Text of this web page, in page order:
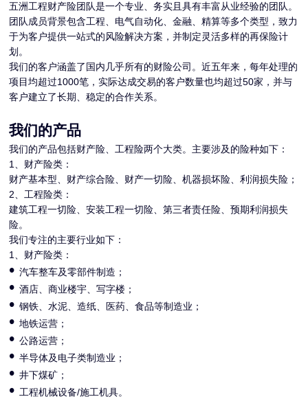
五洲工程财产险团队是一个专业、务实且具有丰富从业经验的团队。
团队成员背景包含工程、电气自动化、金融、精算等多个类型，致力
于为客户提供一站式的风险解决方案，并制定灵活多样的再保险计
划。
我们的客户涵盖了国内几乎所有的财险公司。近五年来，每年处理的
项目均超过1000笔，实际达成交易的客户数量也均超过50家，并与
客户建立了长期、稳定的合作关系。
我们的产品
我们的产品包括财产险、工程险两个大类。主要涉及的险种如下：
1、财产险类：
财产基本型、财产综合险、财产一切险、机器损坏险、利润损失险；
2、工程险类：
建筑工程一切险、安装工程一切险、第三者责任险、预期利润损失
险。
我们专注的主要行业如下：
1、财产险类：
•汽车整车及零部件制造；
•酒店、商业楼宇、写字楼；
•钢铁、水泥、造纸、医药、食品等制造业；
•地铁运营；
•公路运营；
•半导体及电子类制造业；
•井下煤矿；
• 工程机械设备/施工机具。